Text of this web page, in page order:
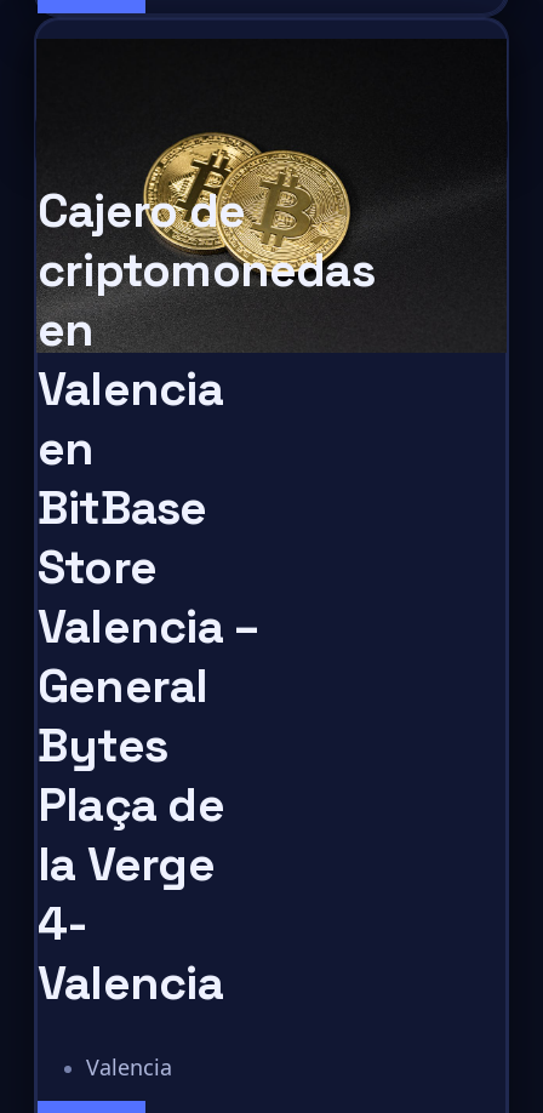
Cajero de
criptomonedas
en
Valencia
en
BitBase
Store
Valencia –
General
Bytes
Plaça de
la Verge
4-
Valencia
Valencia